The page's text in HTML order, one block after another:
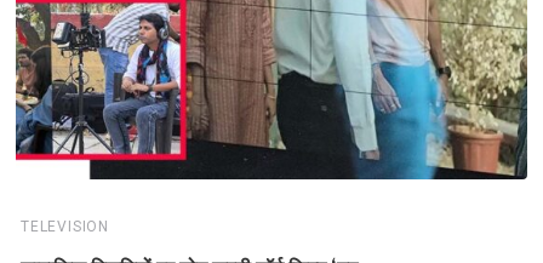
TELEVISION